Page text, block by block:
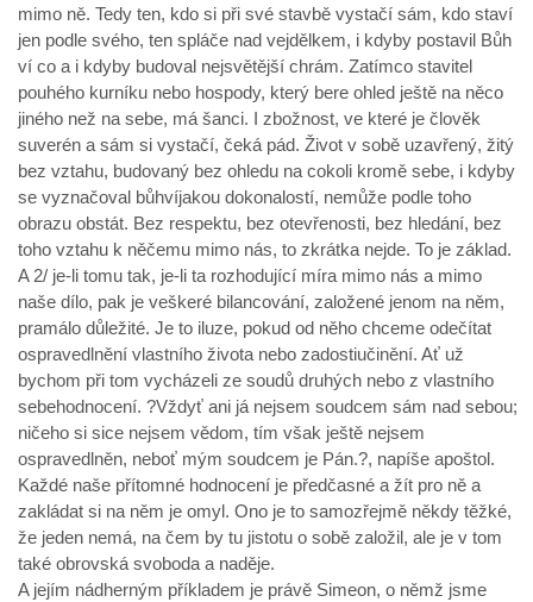
mimo ně. Tedy ten, kdo si při své stavbě vystačí sám, kdo staví
jen podle svého, ten spláče nad vejdělkem, i kdyby postavil Bůh
ví co a i kdyby budoval nejsvětější chrám. Zatímco stavitel
pouhého kurníku nebo hospody, který bere ohled ještě na něco
jiného než na sebe, má šanci. I zbožnost, ve které je člověk
suverén a sám si vystačí, čeká pád. Život v sobě uzavřený, žitý
bez vztahu, budovaný bez ohledu na cokoli kromě sebe, i kdyby
se vyznačoval bůhvíjakou dokonalostí, nemůže podle toho
obrazu obstát. Bez respektu, bez otevřenosti, bez hledání, bez
toho vztahu k něčemu mimo nás, to zkrátka nejde. To je základ.
A 2/ je-li tomu tak, je-li ta rozhodující míra mimo nás a mimo
naše dílo, pak je veškeré bilancování, založené jenom na něm,
pramálo důležité. Je to iluze, pokud od něho chceme odečítat
ospravedlnění vlastního života nebo zadostiučinění. Ať už
bychom při tom vycházeli ze soudů druhých nebo z vlastního
sebehodnocení. ?Vždyť ani já nejsem soudcem sám nad sebou;
ničeho si sice nejsem vědom, tím však ještě nejsem
ospravedlněn, neboť mým soudcem je Pán.?, napíše apoštol.
Každé naše přítomné hodnocení je předčasné a žít pro ně a
zakládat si na něm je omyl. Ono je to samozřejmě někdy těžké,
že jeden nemá, na čem by tu jistotu o sobě založil, ale je v tom
také obrovská svoboda a naděje.
A jejím nádherným příkladem je právě Simeon, o němž jsme